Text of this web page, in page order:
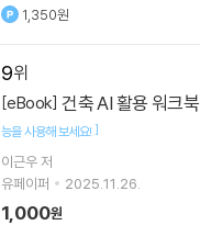
1,350원
9
[eBook] 건축 AI 활용 워크북
능을 사용해 보세요! ]
이근우저
유페이퍼
2025.11.26.
1,000원